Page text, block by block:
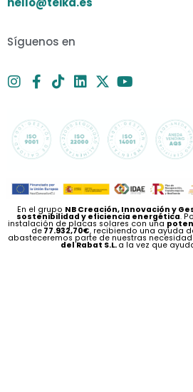
Síguenos en
En el grupo NB Creación, Innovación y
sostenibilidad y eficiencia energética.
instalación de placas solares con una
de 77.932,70€, recibiendo una ayuda
abasteceremos parte de nuestras
del Rabat S.L. a la vez que